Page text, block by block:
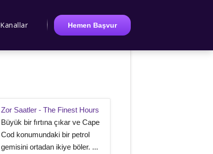
Kanallar Hemen Başvur
Zor Saatler - The Finest Hours
Büyük bir fırtına çıkar ve Cape
Cod konumundaki bir petrol
gemisini ortadan ikiye böler. ...